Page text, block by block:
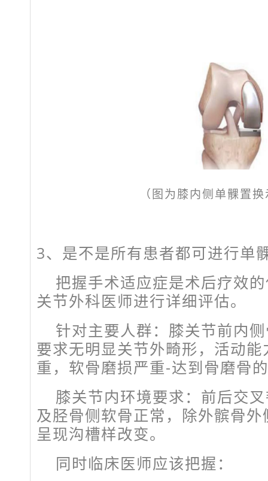
（图为膝内侧单髁置
3、 是不是所有患者都可进行单
把握手术适应症是术后疗效
关节外科医师进行详细评估。
针对主要人群：膝关节前内
要求无明显关节外畸形，活动
重，软骨磨损严重-达到骨磨骨
膝关节内环境要求：前后交
及胫骨侧软骨正常，除外髌骨
呈现沟槽样改变。
同时临床医师应该把握：